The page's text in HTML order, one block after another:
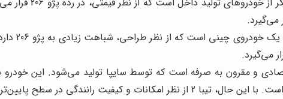
می‌گیرد.
می‌گیرد.
و مقرون به صرفه است که توسط سایپا تولید می‌شود. این
در سطح پایین‌تری نسبت به پژو 206 قرار دارد.